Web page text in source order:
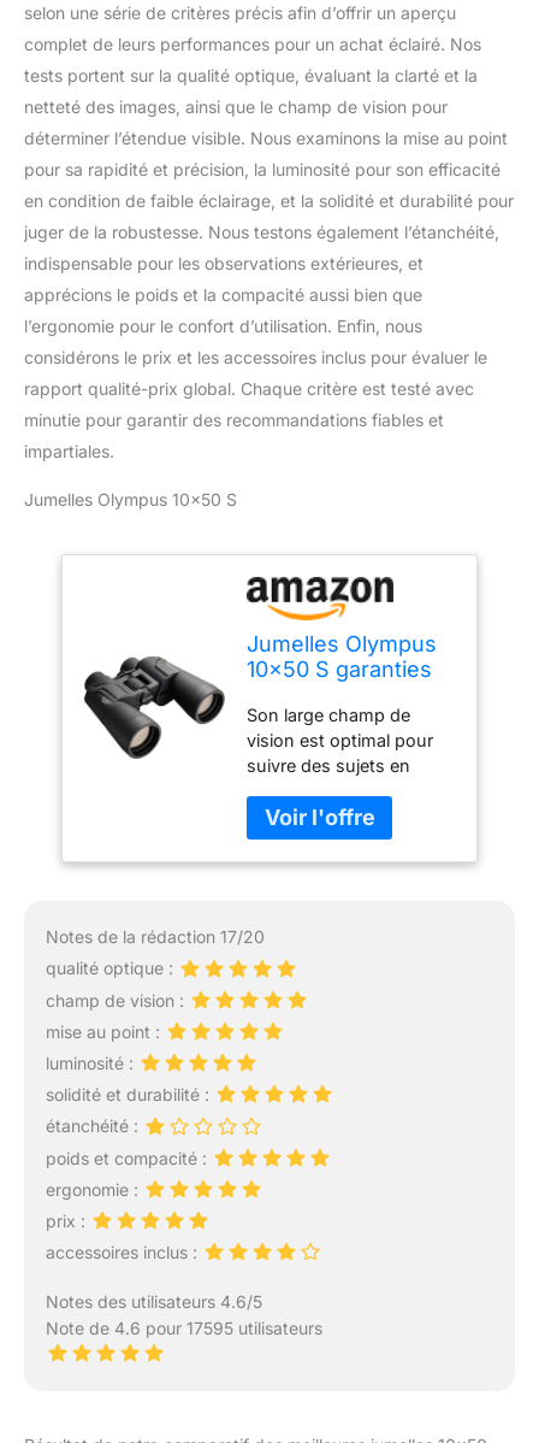
selon une série de critères précis afin d’offrir un aperçu
complet de leurs performances pour un achat éclairé. Nos
tests portent sur la qualité optique, évaluant la clarté et la
netteté des images, ainsi que le champ de vision pour
déterminer l’étendue visible. Nous examinons la mise au point
pour sa rapidité et précision, la luminosité pour son efficacité
en condition de faible éclairage, et la solidité et durabilité pour
juger de la robustesse. Nous testons également l’étanchéité,
indispensable pour les observations extérieures, et
apprécions le poids et la compacité aussi bien que
l’ergonomie pour le confort d’utilisation. Enfin, nous
considérons le prix et les accessoires inclus pour évaluer le
rapport qualité-prix global. Chaque critère est testé avec
minutie pour garantir des recommandations fiables et
impartiales.
Jumelles Olympus 10×50 S
Jumelles Olympus
10x50 S garanties
dragonne et étui.
des détails Nets,
des Couleurs
Naturelles, Un
Grand Champ de
Vision - idéales
pour Observer la
Son large champ de
vision est optimal pour
suivre des sujets en
Trouvez un sujet plus
rapidement avec une vue
globale de votre
définis et de couleurs
naturelles éclatantes. Le
système optique ultra-
performant offre un
champ de vision clair et
lumineux avec un
superbe rendu et des
images nettes en haute
résolution avec une
distorsion et une
aberration chromatique
des conditions de faible
une finition durable et de
haute qualité, le boîtier
Notes de la rédaction 17/20
qualité optique :
champ de vision :
mise au point :
luminosité :
solidité et durabilité :
étanchéité :
poids et compacité :
ergonomie :
prix :
accessoires inclus :
Notes des utilisateurs 4.6/5
Note de 4.6 pour 17595 utilisateurs